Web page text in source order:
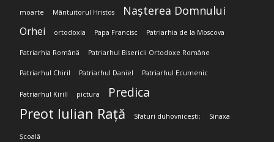
moarte Mântuitorul Hristos Nașterea Domnului
Orhei ortodoxia Papa Francisc Patriarhia de la Moscova
Patriarhia Română Patriarhul Bisericii Ortodoxe Române
Patriarhul Chiril Patriarhul Daniel Patriarhul Ecumenic
Patriarhul Kirill pictura Predica
Preot Iulian Rață Sfaturi duhovnicești; Sinaxa
Școală